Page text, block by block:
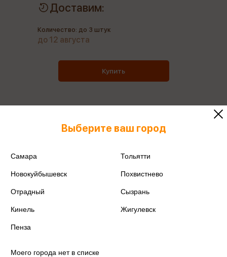
Доставим:
Количество: до 3 штук
до 12 августа
Купить
Все товары производителя
Выберите ваш город
Самара Тольятти
Новокуйбышевск Похвистнево
Отрадный Сызрань
Кинель Жигулевск
Пенза
Моего города нет в списке